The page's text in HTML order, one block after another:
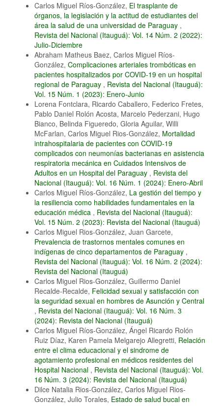
Carlos Miguel Ríos-González, El trasplante de
órganos, la legislación y la actitud de estudiantes del
área la salud de una universidad de Paraguay ,
Revista del Nacional (Itauguá): Vol. 14 Núm. 2 (2022):
Julio-Diciembre
Abraham Matheus Baez, Carlos Miguel Ríos-
González, Complicaciones arteriales trombóticas en
pacientes hospitalizados por COVID-19 en un hospital
regional de Paraguay , Revista del Nacional (Itauguá):
Vol. 15 Núm. 1 (2023): Enero-Junio
Lorena Fontclara, Ricardo Caballero, Federico Fretes,
Pablo Daniel Rolón Acosta, Marcelo Pederzani, Hugo
Bianco, Belinda Figueredo, Gloria Aguilar, Willi
McFarlan, Carlos Miguel Rios-González, Mortalidad
intrahospitalaria de pacientes con COVID-19
complicados con neumonías bacterianas en asistencia
respiratoria mecánica en Cuidados Intensivos de
Adultos en un Hospital del Paraguay , Revista del
Nacional (Itauguá): Vol. 16 Núm. 1 (2024): Enero-Abril
Carlos Miguel Ríos-González, La gestión del tiempo y
la resiliencia como habilidades fundamentales en la
educación médica , Revista del Nacional (Itauguá):
Vol. 15 Núm. 2 (2023): Revista del Nacional (Itauguá)
Carlos Miguel Rios-González, Juan Garcete,
Prevalencia de trastornos mentales comunes en
indígenas de cinco departamentos de Paraguay ,
Revista del Nacional (Itauguá): Vol. 16 Núm. 2 (2024):
Revista del Nacional (Itauguá)
Carlos Miguel Rios-González, Guillermo Daniel
Recalde-Recalde, Felicidad sexual y satisfacción con
la seguridad sexual en hombres de Asunción y Central
, Revista del Nacional (Itauguá): Vol. 16 Núm. 3
(2024): Revista del Nacional (Itauguá)
Carlos Miguel Ríos-González, Ángel Ricardo Rolón
Ruiz Díaz, Karen Pamela Melgarejo Allegretti, Relación
entre el clima educacional y el sindrome de
agotamiento profesional en médicos residentes del
Hospital Nacional , Revista del Nacional (Itauguá): Vol.
16 Núm. 3 (2024): Revista del Nacional (Itauguá)
Dilce Natalia Rios-González, Carlos Miguel Rios-
González, Julio Torales, Estado de salud bucal en